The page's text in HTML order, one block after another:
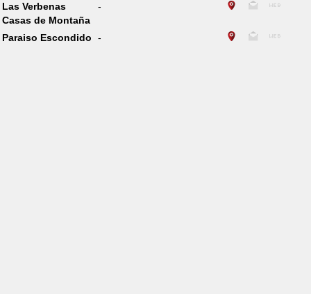
Las Verbenas
Casas de Montaña
-
Paraiso Escondido -